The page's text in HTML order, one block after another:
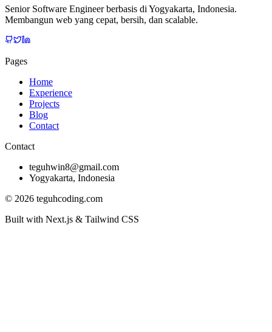
Senior Software Engineer berbasis di Yogyakarta, Indonesia.
Membangun web yang cepat, bersih, dan scalable.
Pages
Home
Experience
Projects
Blog
Contact
Contact
teguhwin8@gmail.com
Yogyakarta, Indonesia
© 2026 teguhcoding.com
Built with Next.js & Tailwind CSS